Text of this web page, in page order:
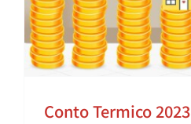
Conto Termico 2023